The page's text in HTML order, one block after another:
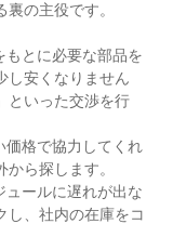
の主役です。
とに必要な部品を
し安くなりません
といった交渉を行
価格で協力してくれ
ら探します。
ールに遅れが出な
し、社内の在庫をコ